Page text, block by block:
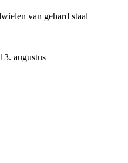
van gehard staal
augustus